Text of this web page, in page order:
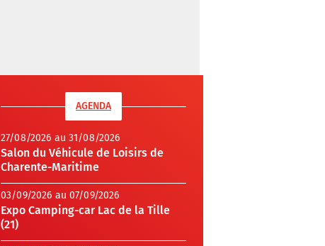
AGENDA
27/08/2026 au 31/08/2026
Salon du Véhicule de Loisirs de
Charente-Maritime
03/09/2026 au 07/09/2026
Expo Camping-car Lac de la Tille
(21)